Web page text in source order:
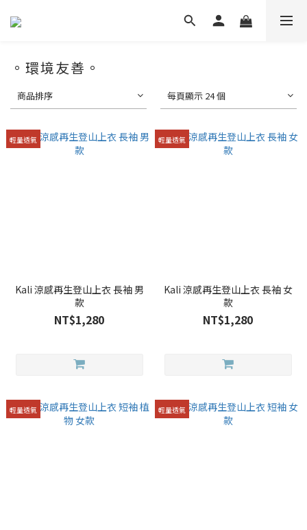
。環境友善。
商品排序 每頁顯示 24 個
輕量透氣
Kali 涼感再生登山上衣 長袖 男
款
NT$1,280
輕量透氣
Kali 涼感再生登山上衣 長袖 女
款
NT$1,280
輕量透氣 輕量透氣